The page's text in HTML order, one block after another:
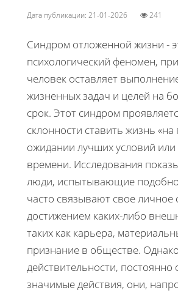
Дата публикации: 21-01-2026 241
Синдром отложенной жизни -
психологический феномен,
человек оставляет
жизненных задач и целей на
срок. Этот синдром
склонности ставить жизнь «на
ожидании лучших условий или
времени. Исследования
люди, испытывающие
часто связывают свое личное
достижением каких-либо
таких как карьера,
признание в обществе.
действительности, постоянно
значимые действия, они,